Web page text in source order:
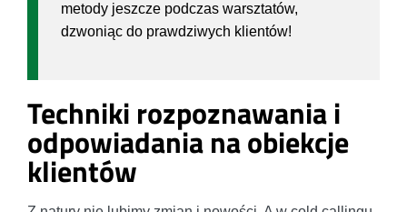
metody jeszcze podczas warsztatów,
dzwoniąc do prawdziwych klientów!
Techniki rozpoznawania i
odpowiadania na obiekcje
klientów